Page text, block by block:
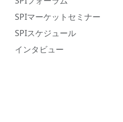
SPIマーケットセミナー
SPIスケジュール
インタビュー